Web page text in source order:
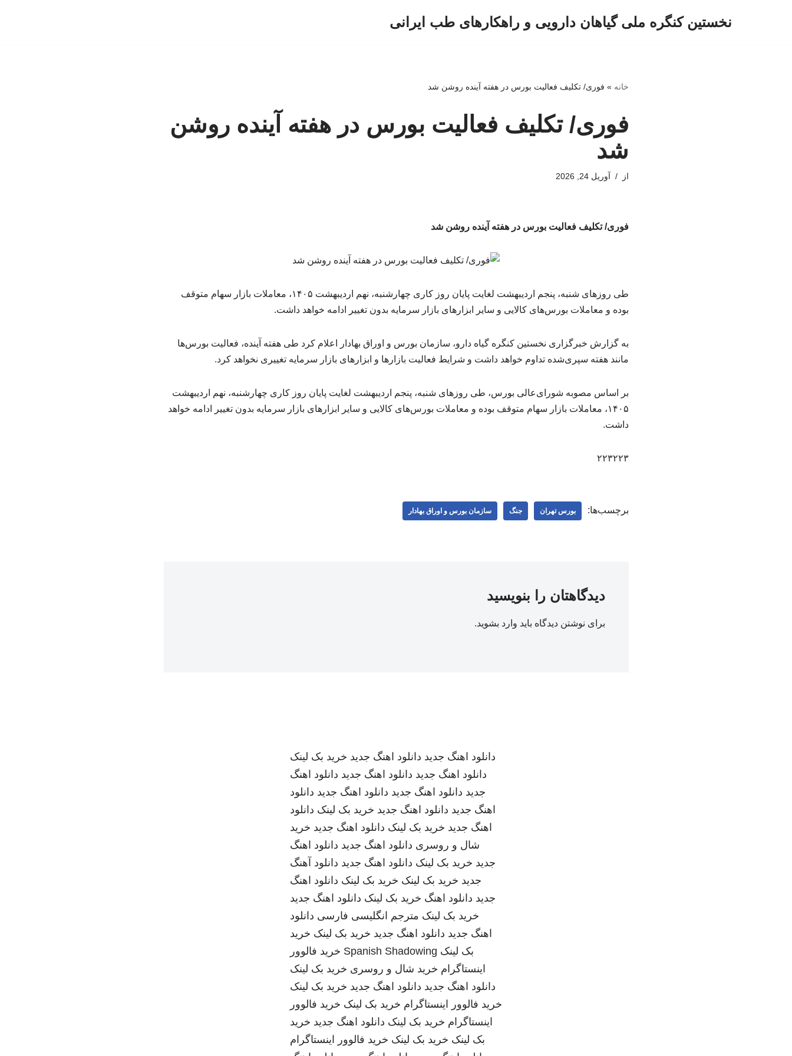
نخستین کنگره ملی گیاهان دارویی و راهکارهای طب ایرانی
خانه » فوری/ تکلیف فعالیت بورس در هفته آینده روشن شد
فوری/ تکلیف فعالیت بورس در هفته آینده روشن
شد
از آوریل 24, 2026
فوری/ تکلیف فعالیت بورس در هفته آینده روشن شد
طی روزهای شنبه، پنجم اردیبهشت لغایت پایان روز کاری چهارشنبه، نهم اردیبهشت ۱۴۰۵، معاملات بازار سهام متوقف
بوده و معاملات بورس‌های کالایی و سایر ابزارهای بازار سرمایه بدون تغییر ادامه خواهد داشت.
به گزارش خبرگزاری نخستین کنگره گیاه دارو، سازمان بورس و اوراق بهادار اعلام کرد طی هفته آینده، فعالیت بورس‌ها
مانند هفته سپری‌شده تداوم خواهد داشت و شرایط فعالیت بازارها و ابزارهای بازار سرمایه تغییری نخواهد کرد.
بر اساس مصوبه شورای‌عالی بورس، طی روزهای ‌شنبه، پنجم اردیبهشت لغایت پایان روز کاری چهارشنبه، نهم اردیبهشت
۱۴۰۵، معاملات بازار سهام متوقف بوده و معاملات بورس‌های کالایی و سایر ابزارهای بازار سرمایه بدون تغییر ادامه خواهد
داشت.
۲۲۳۲۲۳
برچسب‌ها: بورس تهران جنگ سازمان بورس و اوراق بهادار
دیدگاهتان را بنویسید
برای نوشتن دیدگاه باید وارد بشوید.
دانلود اهنگ جدید دانلود اهنگ جدید خرید بک لینک
دانلود اهنگ جدید دانلود اهنگ جدید دانلود اهنگ
جدید دانلود اهنگ جدید دانلود اهنگ جدید دانلود
اهنگ جدید دانلود اهنگ جدید خرید بک لینک دانلود
اهنگ جدید خرید بک لینک دانلود اهنگ جدید خرید
شال و روسری دانلود اهنگ جدید دانلود اهنگ
جدید خرید بک لینک دانلود اهنگ جدید دانلود آهنگ
جدید خرید بک لینک خرید بک لینک دانلود اهنگ
جدید دانلود اهنگ خرید بک لینک دانلود اهنگ جدید
خرید بک لینک مترجم انگلیسی فارسی دانلود
اهنگ جدید دانلود اهنگ جدید خرید بک لینک خرید
بک لینک Spanish Shadowing خرید فالوور
اینستاگرام خرید شال و روسری خرید بک لینک
دانلود اهنگ جدید دانلود اهنگ جدید خرید بک لینک
خرید فالوور اینستاگرام خرید بک لینک خرید فالوور
اینستاگرام خرید بک لینک دانلود اهنگ جدید خرید
بک لینک خرید بک لینک خرید فالوور اینستاگرام